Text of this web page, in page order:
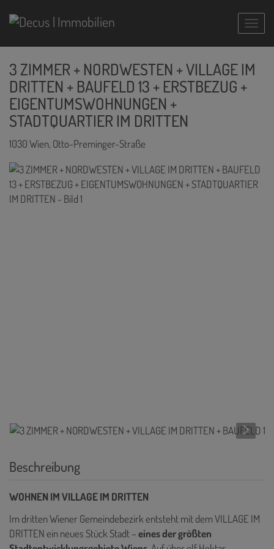
3 ZIMMER + NORDWESTEN + VILLAGE IM
DRITTEN + BAUFELD 13 + ERSTBEZUG +
EIGENTUMSWOHNUNGEN +
STADTQUARTIER IM DRITTEN
1030 Wien, Otto-Preminger-Straße
Beschreibung
WOHNEN IM VILLAGE IM DRITTEN
Im dritten Wiener Gemeindebezirk entsteht mit dem VILLAGE IM
DRITTEN ein neues Stück Stadt –eines der größten